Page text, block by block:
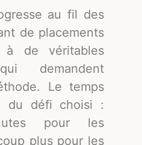
au fil des
de placements
à de véritables
demandent
Le temps
du défi choisi :
pour les
plus pour les